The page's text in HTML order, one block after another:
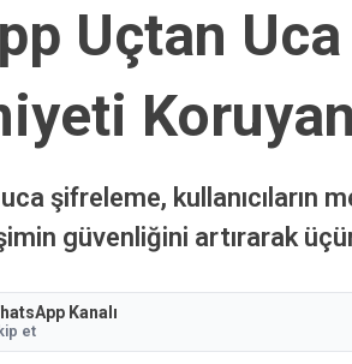
Uçtan
şifreleme, kullanıcıların
güvenliğini artırarak
Kanalı
et